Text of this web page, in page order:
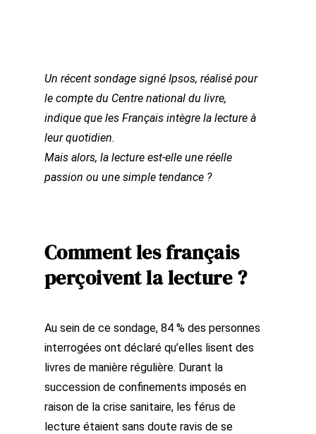
Un récent sondage signé Ipsos, réalisé pour
le compte du Centre national du livre,
indique que les Français intègre la lecture à
leur quotidien.
Mais alors, la lecture est-elle une réelle
passion ou une simple tendance ?
Comment les français
perçoivent la lecture ?
Au sein de ce sondage, 84 % des personnes
interrogées ont déclaré qu’elles lisent des
livres de manière régulière. Durant la
succession de confinements imposés en
raison de la crise sanitaire, les férus de
lecture étaient sans doute ravis de se